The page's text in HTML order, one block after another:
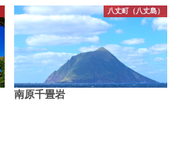
八丈町（八丈島）
南原千畳岩